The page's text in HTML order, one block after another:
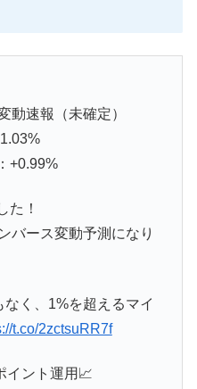
動速報（未確定）
+0.99%
た！
バース変動予測になり
く、1%を超えるマイ
t.co/2zctsuRR7f
イント運用📈